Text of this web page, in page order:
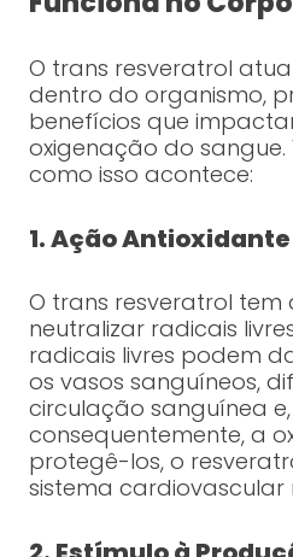
O trans resveratrol
dentro do organismo,
benefícios que
oxigenação do
como isso acontece:
1. Ação Antioxidante
O trans resveratrol
neutralizar radicais
radicais livres podem
os vasos sanguíneos,
circulação sanguínea e,
consequentemente, a
protegê-los, o
sistema cardiovascular